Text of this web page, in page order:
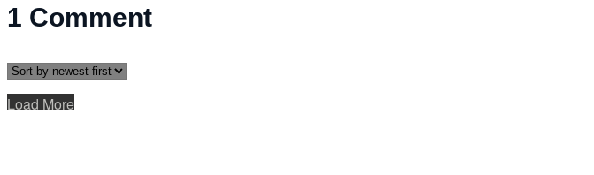
1 Comment
Load More